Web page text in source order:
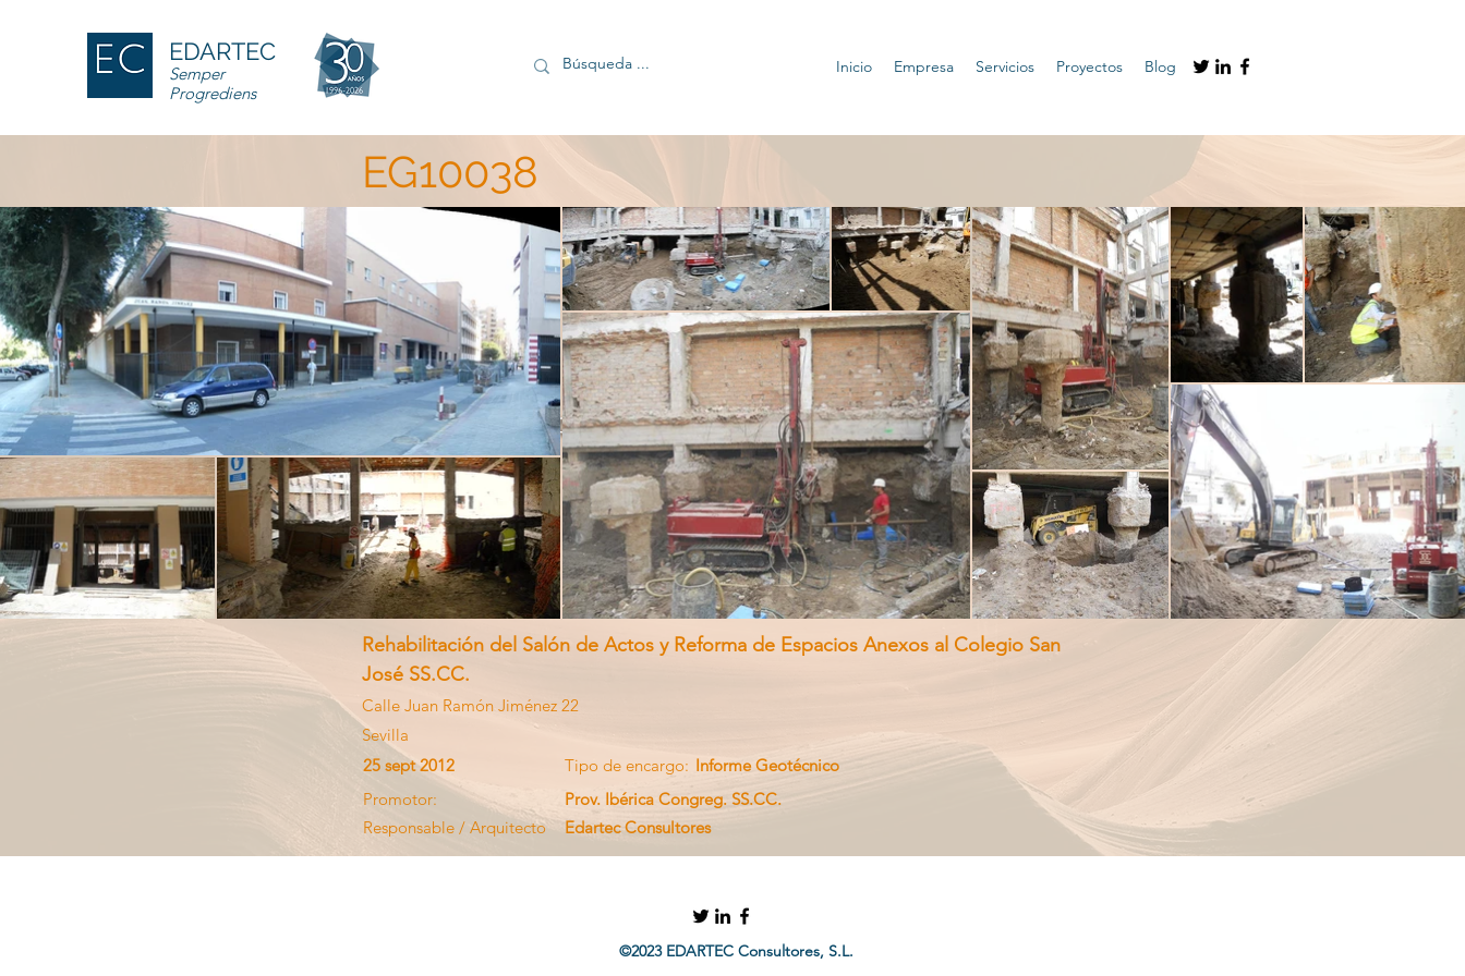
EDARTEC
Semper
Progrediens
Inicio Empresa Servicios Proyectos Blog
EG10038
Rehabilitación del Salón de Actos y Reforma de Espacios Anexos al Colegio San
José SS.CC.
Calle Juan Ramón Jiménez 22
Sevilla
25 sept 2012
Promotor:
Responsable / Arquitecto
Tipo de encargo: Informe Geotécnico
Prov. Ibérica Congreg. SS.CC.
Edartec Consultores
©2023 EDARTEC Consultores, S.L.